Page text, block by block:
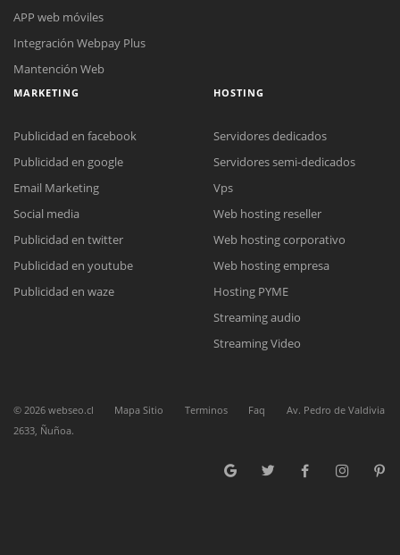
Reunión online
Nuestros ejecutivos le enviarán un correo electrónico con el enlace a
Meet para la reunión online.
Cotización
Complete el formulario y nos contactaremos a la brevedad.
Chat Online
para enviarnos un correo electrónico con sus datos personales.
APP web móviles
Integración Webpay Plus
Mantención Web
MARKETING
Publicidad en facebook
Publicidad en google
Email Marketing
Social media
Publicidad en twitter
Publicidad en youtube
Publicidad en waze
HOSTING
Servidores dedicados
Servidores semi-dedicados
Vps
Web hosting reseller
Web hosting corporativo
Web hosting empresa
Hosting PYME
Streaming audio
Streaming Video
© 2026 webseo.cl Mapa Sitio Terminos Faq
Av. Pedro de Valdivia
2633, Ñuñoa.